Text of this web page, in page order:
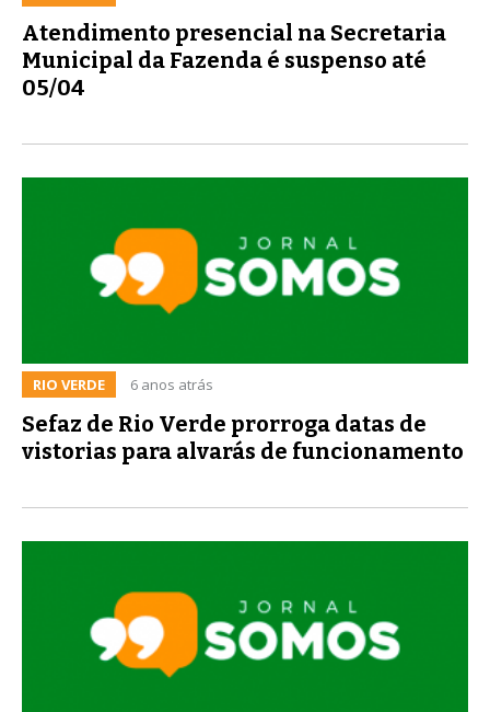
Atendimento presencial na Secretaria
Municipal da Fazenda é suspenso até
05/04
RIO VERDE 6 anos atrás
Sefaz de Rio Verde prorroga datas de
vistorias para alvarás de funcionamento